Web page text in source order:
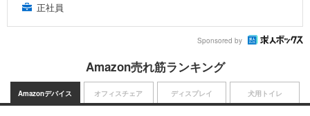
正社員
Sponsored by
Amazon売れ筋ランキング
Amazonデバイス オフィスチェア ディスプレイ 犬用トイレ